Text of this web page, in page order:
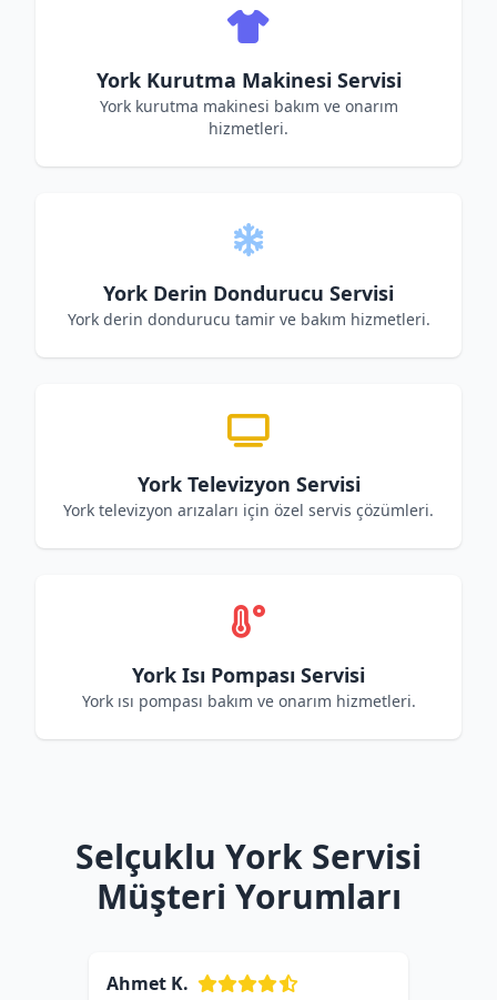
York Kurutma Makinesi Servisi
York kurutma makinesi bakım ve onarım
hizmetleri.
York Derin Dondurucu Servisi
York derin dondurucu tamir ve bakım hizmetleri.
York Televizyon Servisi
York televizyon arızaları için özel servis çözümleri.
York Isı Pompası Servisi
York ısı pompası bakım ve onarım hizmetleri.
Selçuklu York Servisi
Müşteri Yorumları
Ahmet K.